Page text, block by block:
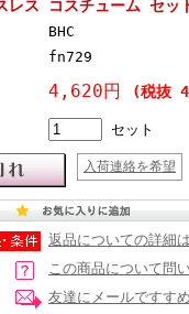
レス コスチューム セ
BHC
fn729
4,620円 (税抜
セット
入荷連絡を希望
返品についての詳細
この商品について問
友達にメールですす